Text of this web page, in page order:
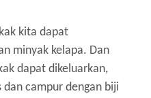
kita dapat
minyak kelapa. Dan
dapat dikeluarkan,
campur dengan biji